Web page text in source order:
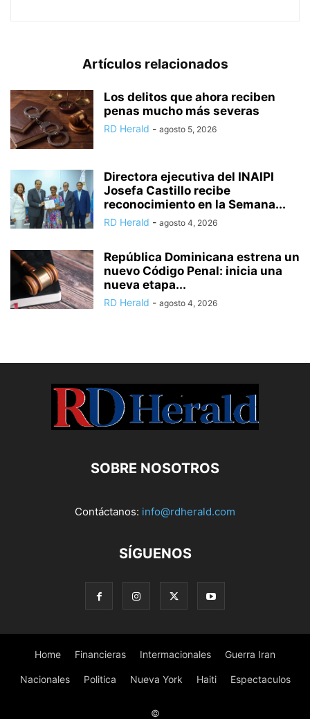
Artículos relacionados
Los delitos que ahora reciben
penas mucho más severas
RD Herald - agosto 5, 2026
Directora ejecutiva del INAIPI
Josefa Castillo recibe
reconocimiento en la Semana...
RD Herald - agosto 4, 2026
República Dominicana estrena un
nuevo Código Penal: inicia una
nueva etapa...
RD Herald - agosto 4, 2026
SOBRE NOSOTROS
Contáctanos: info@rdherald.com
SÍGUENOS
Home Financieras Intermacionales Guerra Iran
Nacionales Politica Nueva York Haiti Espectaculos
©